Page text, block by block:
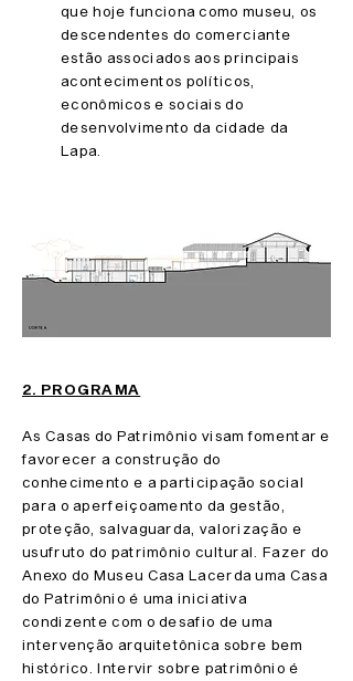
que hoje funciona como museu, os
descendentes do comerciante
estão associados aos principais
acontecimentos políticos,
econômicos e sociais do
desenvolvimento da cidade da
Lapa.
2. PROGRAMA
As Casas do Patrimônio visam fomentar e
favorecer a construção do
conhecimento e a participação social
para o aperfeiçoamento da gestão,
proteção, salvaguarda, valorização e
usufruto do patrimônio cultural. Fazer do
Anexo do Museu Casa Lacerda uma Casa
do Patrimônio é uma iniciativa
condizente com o desafio de uma
intervenção arquitetônica sobre bem
histórico. Intervir sobre patrimônio é